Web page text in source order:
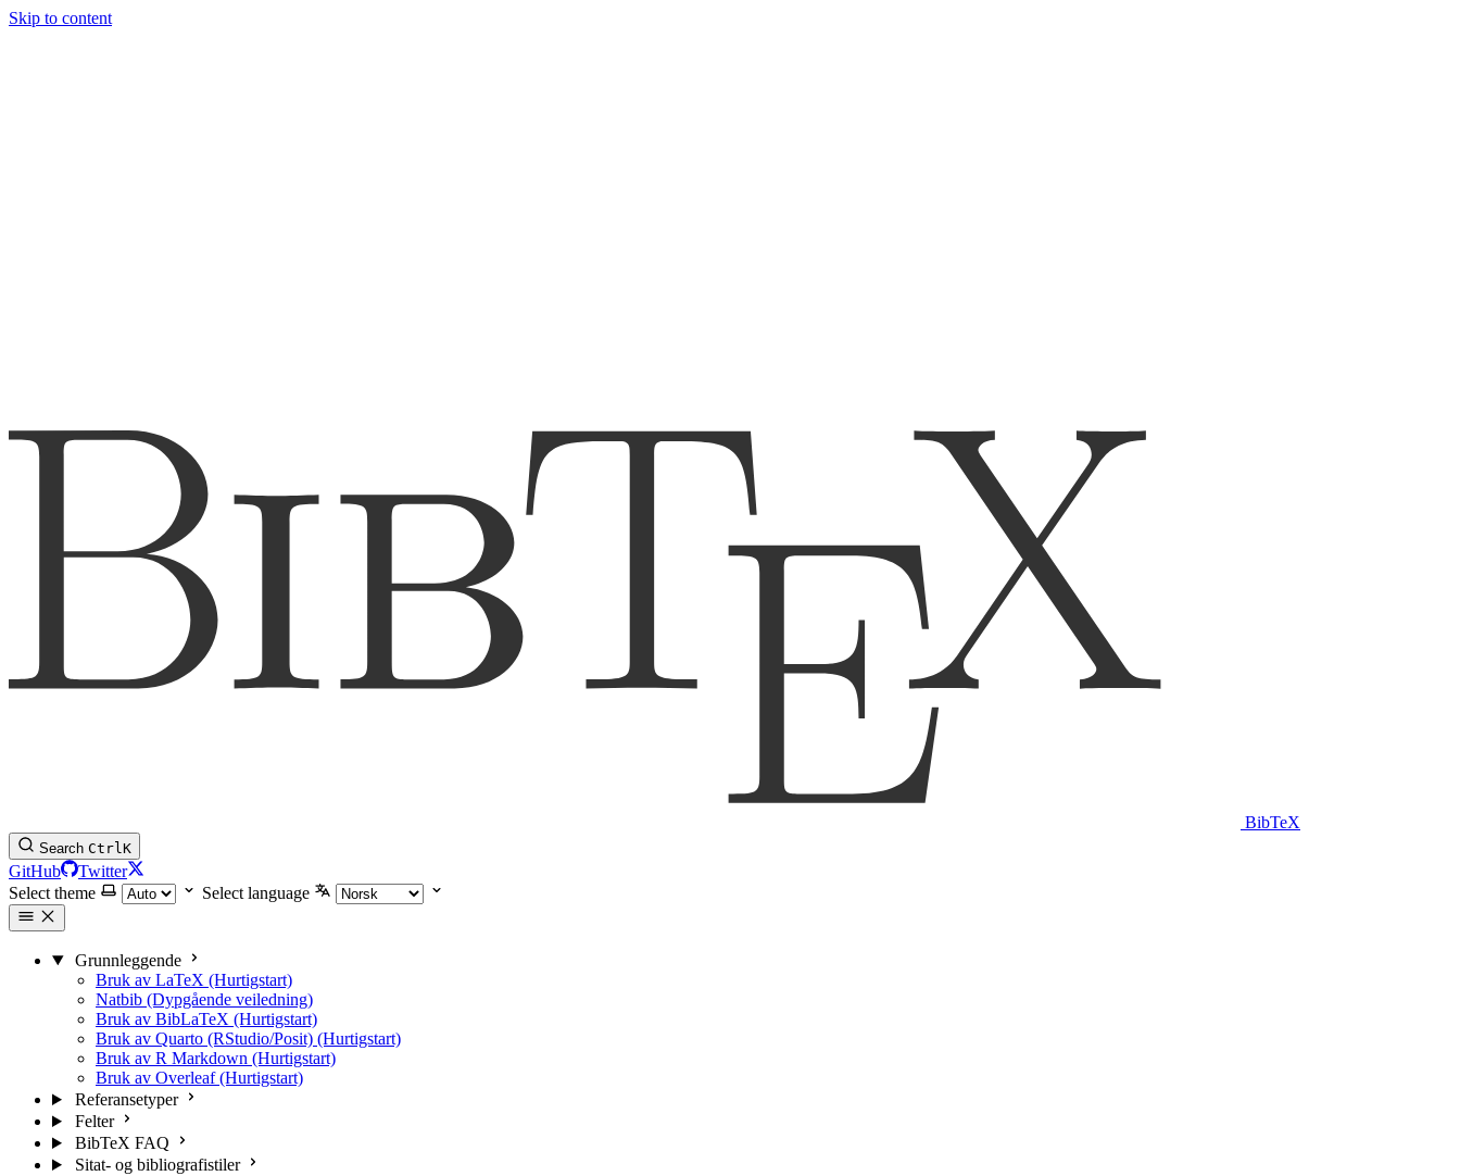
Skip to content
BibTeX
Search CtrlK
GitHub
Twitter
Select theme
Select language
Grunnleggende
Bruk av LaTeX (Hurtigstart)
Natbib (Dypgående veiledning)
Bruk av BibLaTeX (Hurtigstart)
Bruk av Quarto (RStudio/Posit) (Hurtigstart)
Bruk av R Markdown (Hurtigstart)
Bruk av Overleaf (Hurtigstart)
Referansetyper
Felter
BibTeX FAQ
Sitat- og bibliografistiler